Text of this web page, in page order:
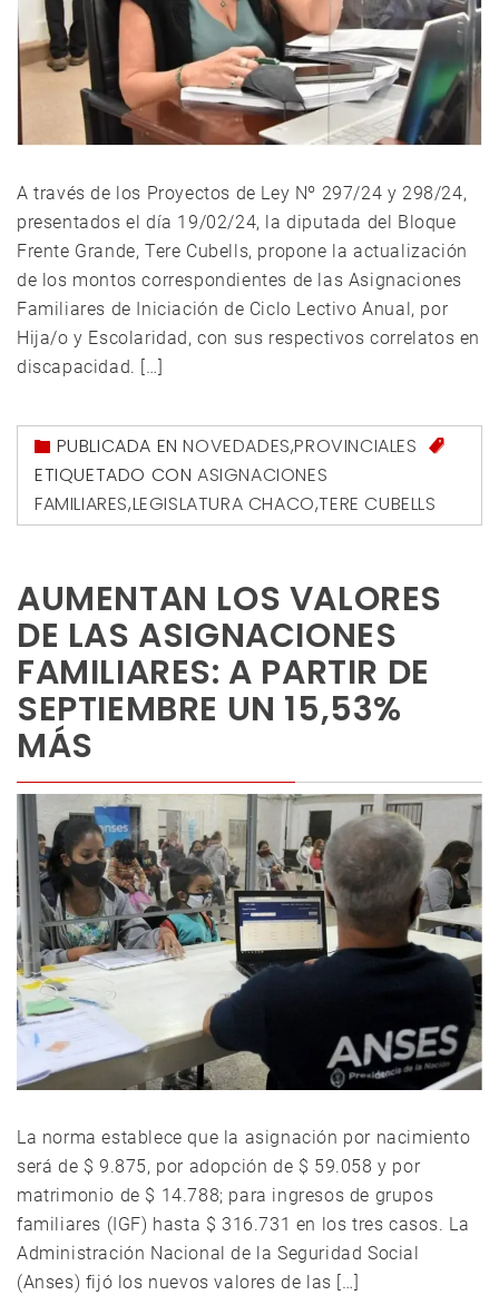
A través de los Proyectos de Ley Nº 297/24 y 298/24,
presentados el día 19/02/24, la diputada del Bloque
Frente Grande, Tere Cubells, propone la actualización
de los montos correspondientes de las Asignaciones
Familiares de Iniciación de Ciclo Lectivo Anual, por
Hija/o y Escolaridad, con sus respectivos correlatos en
discapacidad. […]
PUBLICADA ENNOVEDADES,PROVINCIALES
ETIQUETADO CON ASIGNACIONES
FAMILIARES,LEGISLATURA CHACO,TERE CUBELLS
AUMENTAN LOS VALORES
DE LAS ASIGNACIONES
FAMILIARES: A PARTIR DE
SEPTIEMBRE UN 15,53%
MÁS
La norma establece que la asignación por nacimiento
será de $ 9.875, por adopción de $ 59.058 y por
matrimonio de $ 14.788; para ingresos de grupos
familiares (IGF) hasta $ 316.731 en los tres casos. La
Administración Nacional de la Seguridad Social
(Anses) fijó los nuevos valores de las […]